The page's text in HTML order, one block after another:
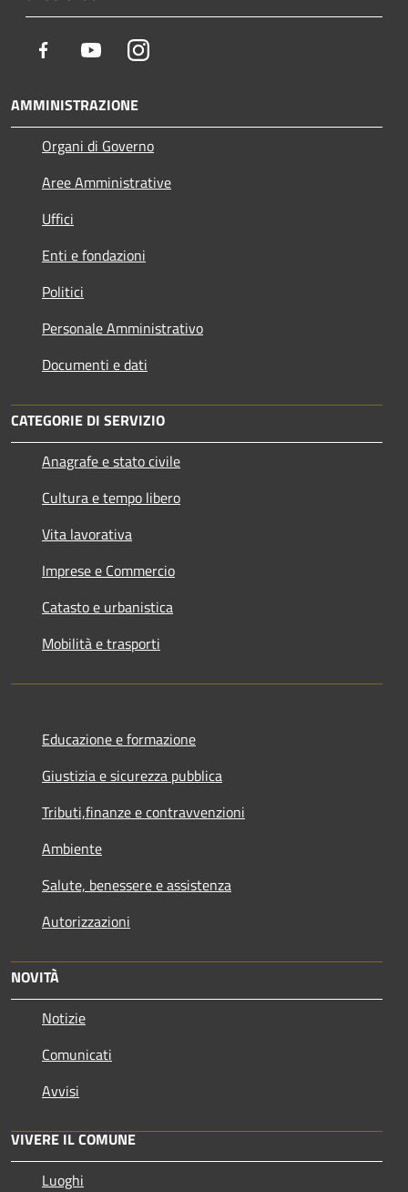
Facebook YoutubeInstagram
AMMINISTRAZIONE
Organi di Governo
Aree Amministrative
Uffici
Enti e fondazioni
Politici
Personale Amministrativo
Documenti e dati
CATEGORIE DI SERVIZIO
Anagrafe e stato civile
Cultura e tempo libero
Vita lavorativa
Imprese e Commercio
Catasto e urbanistica
Mobilità e trasporti
Educazione e formazione
Giustizia e sicurezza pubblica
Tributi,finanze e contravvenzioni
Ambiente
Salute, benessere e assistenza
Autorizzazioni
NOVITÀ
Notizie
Comunicati
Avvisi
VIVERE IL COMUNE
Luoghi